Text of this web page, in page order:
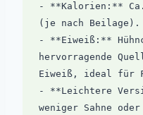
- **Kalorien:**
(je nach Beilage).
- **Eiweiß:**
hervorragende
Eiweiß, ideal für
- **Leichtere
weniger Sahne